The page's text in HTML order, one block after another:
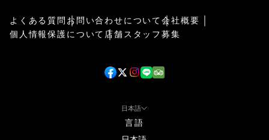
よくある質問 お問い合わせについて会社概要
個人情報保護について 店舗スタッフ募集
日本語
言語